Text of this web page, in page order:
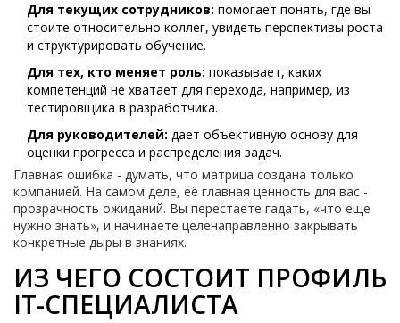
Для текущих сотрудников: помогает понять, где вы
стоите относительно коллег, увидеть перспективы роста
и структурировать обучение.
Для тех, кто меняет роль: показывает, каких
компетенций не хватает для перехода, например, из
тестировщика в разработчика.
Для руководителей: дает объективную основу для
оценки прогресса и распределения задач.
Главная ошибка - думать, что матрица создана только
компанией. На самом деле, её главная ценность для вас -
прозрачность ожиданий. Вы перестаете гадать, «что еще
нужно знать», и начинаете целенаправленно закрывать
конкретные дыры в знаниях.
ИЗ ЧЕГО СОСТОИТ ПРОФИЛЬ
IT-СПЕЦИАЛИСТА